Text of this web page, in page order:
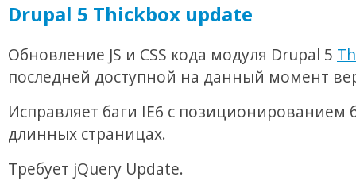
Drupal 5 Thickbox update
Обновление JS и CSS кода модуля Drupal 5
последней доступной на данный момент
Исправляет баги IE6 с позиционированием
длинных страницах.
Требует jQuery Update.